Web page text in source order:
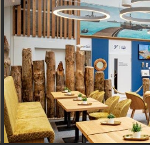
grundlegende Funktionen
erforderlich.